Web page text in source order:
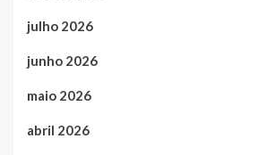
julho 2026
junho 2026
maio 2026
abril 2026